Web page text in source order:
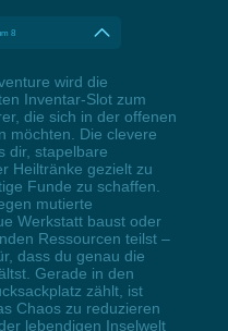
8
wird die
Inventar-Slot zum
die sich in der offenen
möchten. Die clevere
dir, stapelbare
Heiltränke gezielt zu
Funde zu schaffen.
mutierte
Werkstatt baust oder
Ressourcen teilst –
dass du genau die
Gerade in den
zählt, ist
Chaos zu reduzieren
lebendigen Inselwelt